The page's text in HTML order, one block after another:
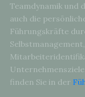
Teamdynamik und
auch die
Führungskräfte
finden Sie in der